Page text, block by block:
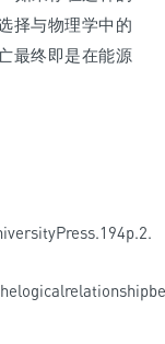
择与物理学中的
最终即是在能源